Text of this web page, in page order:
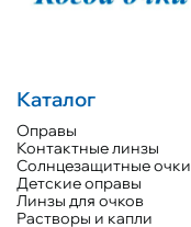
Каталог
Оправы
Контактные линзы
Солнцезащитные очки
Детские оправы
Линзы для очков
Растворы и капли